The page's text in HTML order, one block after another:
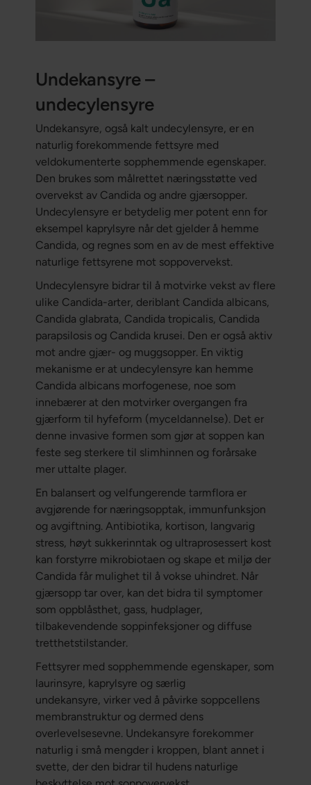
Undekansyre –
undecylensyre
Undekansyre, også kalt undecylensyre, er en
naturlig forekommende fettsyre med
veldokumenterte sopphemmende egenskaper.
Den brukes som målrettet næringsstøtte ved
overvekst av Candida og andre gjærsopper.
Undecylensyre er betydelig mer potent enn for
eksempel kaprylsyre når det gjelder å hemme
Candida, og regnes som en av de mest effektive
naturlige fettsyrene mot soppovervekst.
Undecylensyre bidrar til å motvirke vekst av flere
ulike Candida-arter, deriblant Candida albicans,
Candida glabrata, Candida tropicalis, Candida
parapsilosis og Candida krusei. Den er også aktiv
mot andre gjær- og muggsopper. En viktig
mekanisme er at undecylensyre kan hemme
Candida albicans morfogenese, noe som
innebærer at den motvirker overgangen fra
gjærform til hyfeform (myceldannelse). Det er
denne invasive formen som gjør at soppen kan
feste seg sterkere til slimhinnen og forårsake
mer uttalte plager.
En balansert og velfungerende tarmflora er
avgjørende for næringsopptak, immunfunksjon
og avgiftning. Antibiotika, kortison, langvarig
stress, høyt sukkerinntak og ultraprosessert kost
kan forstyrre mikrobiotaen og skape et miljø der
Candida får mulighet til å vokse uhindret. Når
gjærsopp tar over, kan det bidra til symptomer
som oppblåsthet, gass, hudplager,
tilbakevendende soppinfeksjoner og diffuse
tretthetstilstander.
Fettsyrer med sopphemmende egenskaper, som
laurinsyre, kaprylsyre og særlig
undekansyre, virker ved å påvirke soppcellens
membranstruktur og dermed dens
overlevelsesevne. Undekansyre forekommer
naturlig i små mengder i kroppen, blant annet i
svette, der den bidrar til hudens naturlige